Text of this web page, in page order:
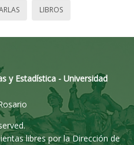
LIBROS
y Estadística - Universidad
libres por la Dirección de